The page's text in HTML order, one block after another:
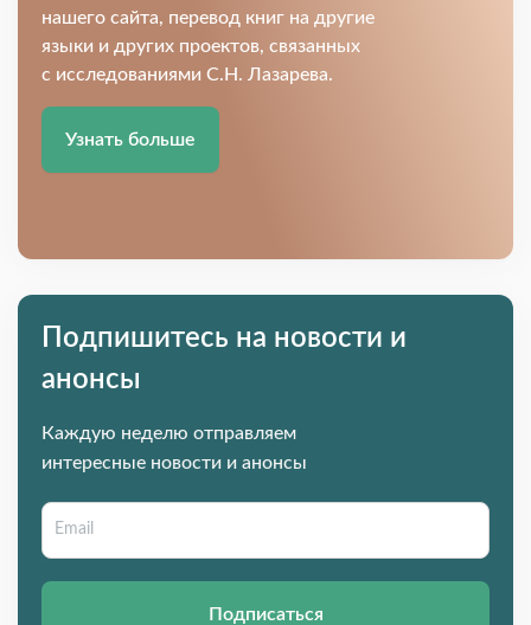
нашего сайта, перевод книг на другие
языки и других проектов, связанных
с исследованиями С.Н. Лазарева.
Узнать больше
Подпишитесь на новости и
анонсы
Каждую неделю отправляем
интересные новости и анонсы
Подписаться